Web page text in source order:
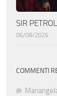
SIR
06/08/2026
COMMENTI